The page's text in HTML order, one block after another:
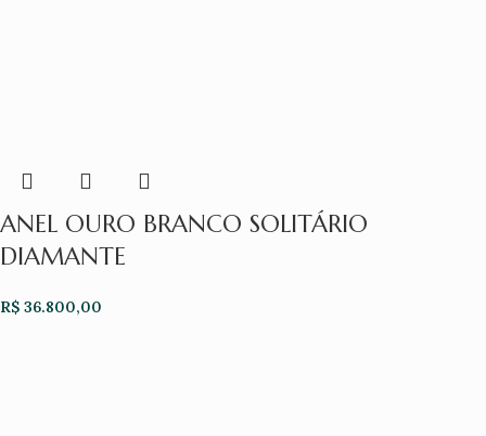
ANEL OURO BRANCO SOLITÁRIO
DIAMANTE
R$ 36.800,00